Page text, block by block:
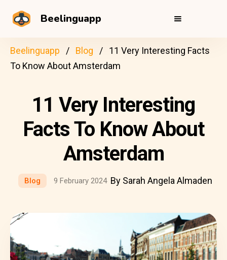
Beelinguapp
Beelinguapp Blog
11 Very Interesting Facts
To Know About Amsterdam
11 Very Interesting
Facts To Know About
Amsterdam
Blog 9 February 2024 By Sarah Angela Almaden